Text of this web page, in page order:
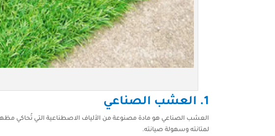
1. العشب الصناعي
العشب الصناعي هو مادة مصنوعة من الألياف الاصطناعية التي تُحاكي
لمتانته وسهولة صيانته.